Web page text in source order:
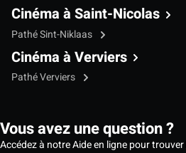
Cinéma à Saint-Nicolas
Pathé Sint-Niklaas
Cinéma à Verviers
Pathé Verviers
Vous avez une question ?
Accédez à notre Aide en ligne pour